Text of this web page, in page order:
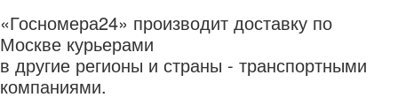
«Госномера24» производит доставку по
Москве курьерами
в другие регионы и страны - транспортными
компаниями.